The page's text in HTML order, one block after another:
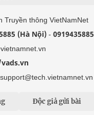
Truyền thông VietNamNet
(Hà Nội) -
Độc giả gửi bài